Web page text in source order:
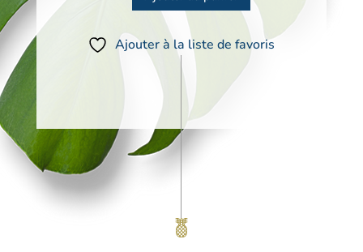
quantité
Plaque
Murale
Avion
Ajouter à la liste de favoris